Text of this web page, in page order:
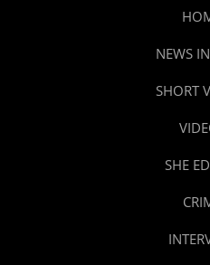
NEWS
SHORT
SHE